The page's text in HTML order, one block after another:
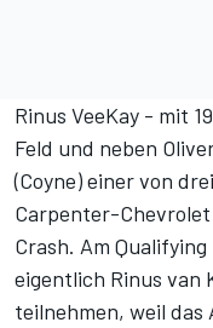
Rinus VeeKay - mit
Feld und neben
(Coyne) einer von
Carpenter-
Crash. Am
eigentlich Rinus
teilnehmen, weil